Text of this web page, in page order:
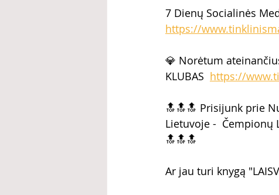
7 Dienų Socialinės
https://
💎 Norėtum
KLUBAS https://
🔝🔝🔝 Prisijunk prie
Lietuvoje -  Čempionų
🔝🔝🔝
Ar jau turi knygą